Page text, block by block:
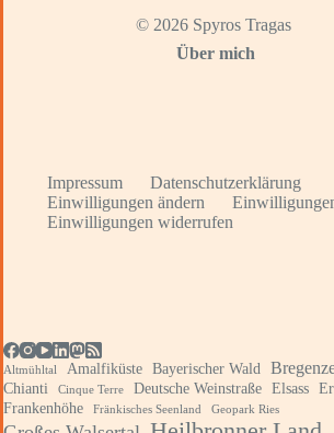
© 2026 Spyros Tragas
Über mich
Impressum
Datenschutzerklärung
Einwilligungen ändern
Einwilligungen widerrufen
Altmühltal Amalfiküste Bayerischer Wald
Chianti Cinque Terre Deutsche Weinstraße Elsass
Frankenhöhe
Fränkisches Seenland Geopark Ries